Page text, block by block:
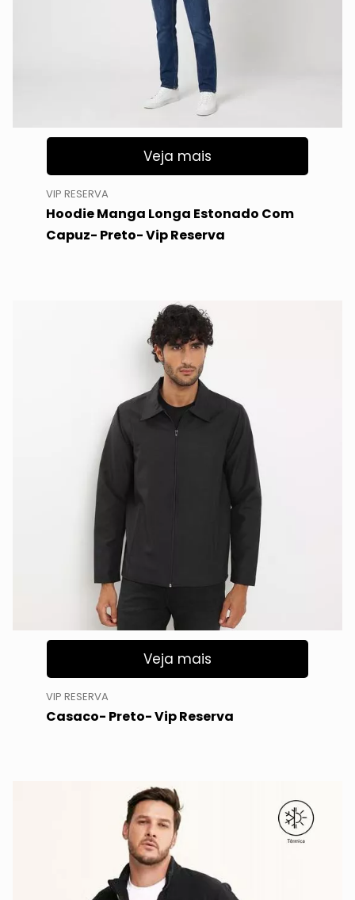
Veja mais
VIP RESERVA
Hoodie Manga Longa Estonado Com
Capuz- Preto- Vip Reserva
Veja mais
VIP RESERVA
Casaco- Preto- Vip Reserva